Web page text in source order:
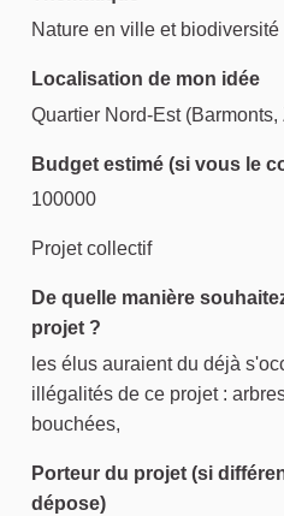
Nature en ville et biodiversité
Localisation de mon idée
Quartier Nord-Est
Budget estimé (si vous le
100000
Projet collectif
De quelle manière
projet ?
les élus auraient du déjà
illégalités de ce projet :
bouchées,
Porteur du projet (si
dépose)